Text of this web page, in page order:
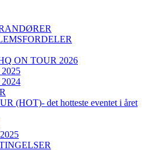
ON TOUR 2026
(HOT)- det hotteste eventet i året